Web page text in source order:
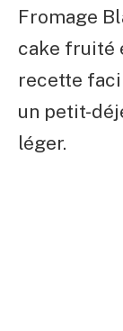
Fromage
cake fruité
recette
un petit-
léger.